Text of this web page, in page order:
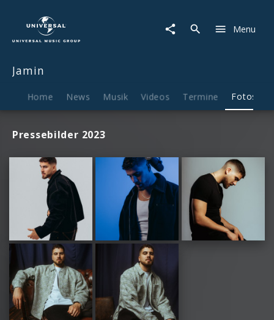
Menu
Jamin
Home News Musik Videos Termine Fotos
Pressebilder 2023